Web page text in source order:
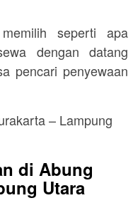
seperti apa
dengan datang
pencari penyewaan
di Abung
Utara